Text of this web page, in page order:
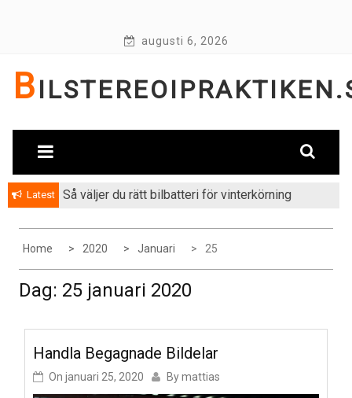
augusti 6, 2026
B
Latest Så väljer du rätt bilbatteri för vinterkörning
Home 2020 Januari 25
Dag: 25 januari 2020
Handla Begagnade Bildelar
On januari 25, 2020 Bymattias